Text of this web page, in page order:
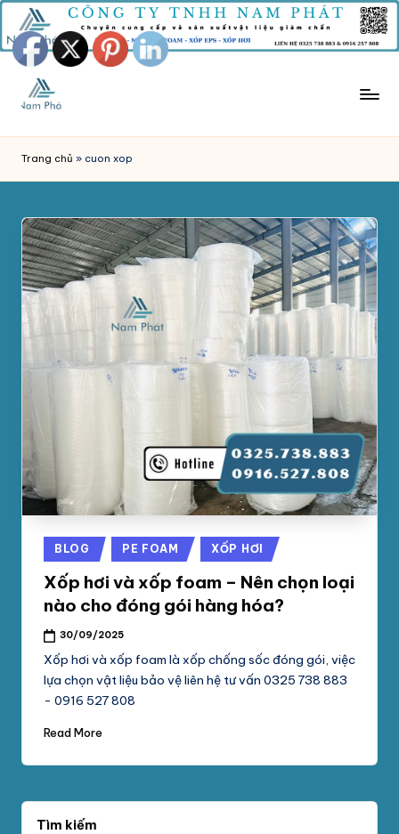
Skip
to
content
Ú
T
X
Ố
P
C
H
Ố
G
S
Ố
C
Tnhh
Mút
Xốp
Nam
Phát
chuyên
sản
và
mút
xốp
pe
foam,
xốp
chống
TpHCM,
Bình
Dương
Trang chủ » cuon xop
Posted
in
BLOG PE FOAM XỐP HƠI
Xốp hơi và xốp foam – Nên chọn loại
nào cho đóng gói hàng hóa?
30/09/2025
Xốp hơi và xốp foam là xốp chống sốc đóng gói, việc
lựa chọn vật liệu bảo vệ liên hệ tư vấn 0325 738 883
- 0916 527 808
Read More
Tìm kiếm